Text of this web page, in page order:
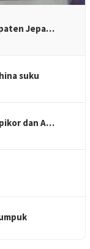
Jepa…
suku
dan A…